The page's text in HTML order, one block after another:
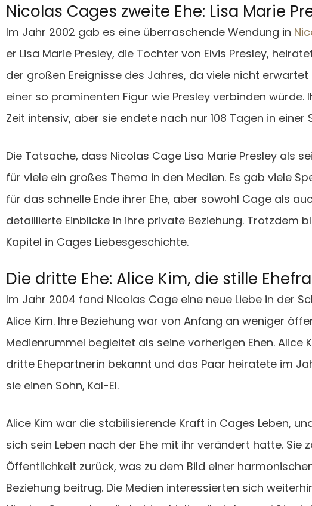
Nicolas Cages zweite Ehe: Lisa Marie
Im Jahr 2002 gab es eine überraschende Wendung in
er Lisa Marie Presley, die Tochter von Elvis Presley,
der großen Ereignisse des Jahres, da viele nicht
einer so prominenten Figur wie Presley verbinden würde.
Zeit intensiv, aber sie endete nach nur 108 Tagen in einer
Die Tatsache, dass Nicolas Cage Lisa Marie Presley als
für viele ein großes Thema in den Medien. Es gab viele
für das schnelle Ende ihrer Ehe, aber sowohl Cage als
detaillierte Einblicke in ihre private Beziehung. Trotzdem
Kapitel in Cages Liebesgeschichte.
Die dritte Ehe: Alice Kim, die stille
Im Jahr 2004 fand Nicolas Cage eine neue Liebe in der
Alice Kim. Ihre Beziehung war von Anfang an weniger
Medienrummel begleitet als seine vorherigen Ehen. Alice
dritte Ehepartnerin bekannt und das Paar heiratete im
sie einen Sohn, Kal-El.
Alice Kim war die stabilisierende Kraft in Cages Leben,
sich sein Leben nach der Ehe mit ihr verändert hatte. Sie
Öffentlichkeit zurück, was zu dem Bild einer
Beziehung beitrug. Die Medien interessierten sich